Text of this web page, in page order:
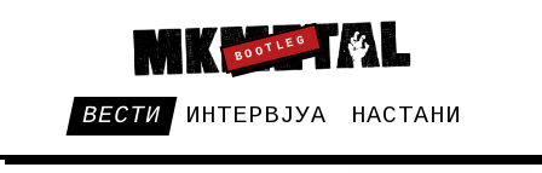
BOOTLEG
ВЕСТИ ИНТЕРВЈУА НАСТАНИ